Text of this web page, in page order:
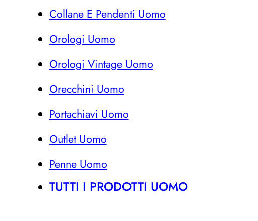
Collane E Pendenti Uomo
Orologi Uomo
Orologi Vintage Uomo
Orecchini Uomo
Portachiavi Uomo
Outlet Uomo
Penne Uomo
TUTTI I PRODOTTI UOMO